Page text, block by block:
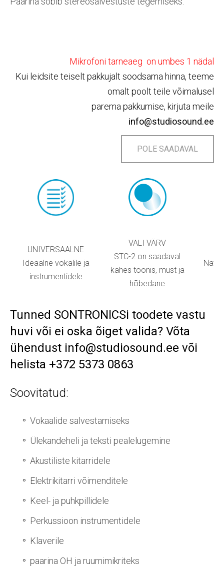
Mikrofoni tarneaeg on umbes 1 nädal
Kui leidsite teiselt pakkujalt soodsama hinna, teeme
omalt poolt teile võimalusel
parema pakkumise, kirjuta meile
info@studiosound.ee
POLE SAADAVAL
UNIVERSAALNE
Ideaalne vokalile ja
instrumentidele
VALI VÄRV
STC-2 on saadaval
kahes toonis, must ja
hõbedane
Tunned SONTRONICSi toodete vastu
huvi või ei oska õiget valida? Võta
ühendust info@studiosound.ee või
helista +372 5373 0863
Soovitatud:
Vokaalide salvestamiseks
Ülekandeheli ja teksti pealelugemine
Akustiliste kitarridele
Elektrikitarri võimenditele
Keel- ja puhkpillidele
Perkussioon instrumentidele
Klaverile
paarina OH ja ruumimikriteks